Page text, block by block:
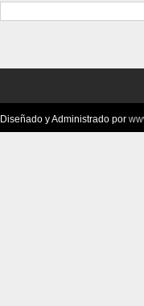
Diseñado y Administrado por